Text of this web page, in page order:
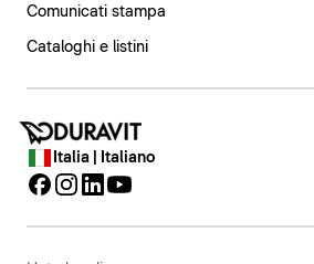
Comunicati stampa
Cataloghi e listini
Italia | Italiano